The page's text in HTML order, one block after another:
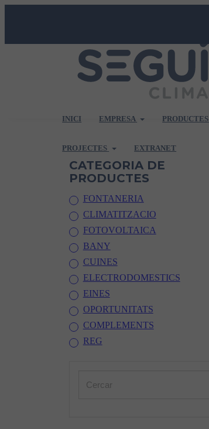
INICI EMPRESA PRODUCTES
PROJECTES EXTRANET
CATEGORIA DE
PRODUCTES
FONTANERIA
CLIMATITZACIO
FOTOVOLTAICA
BANY
CUINES
ELECTRODOMESTICS
EINES
OPORTUNITATS
COMPLEMENTS
REG